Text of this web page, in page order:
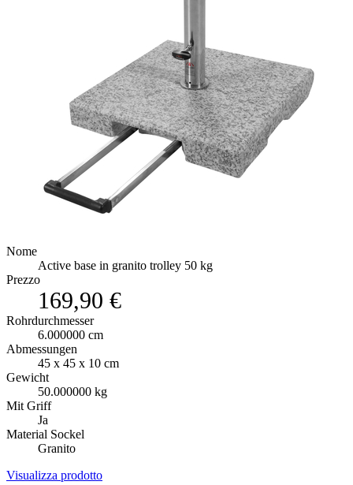
Nome
Active base in granito trolley 50 kg
Prezzo
169,90 €
Rohrdurchmesser
6.000000 cm
Abmessungen
45 x 45 x 10 cm
Gewicht
50.000000 kg
Mit Griff
Ja
Material Sockel
Granito
Visualizza prodotto